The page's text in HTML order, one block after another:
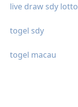
live draw sdy lotto
togel sdy
togel macau